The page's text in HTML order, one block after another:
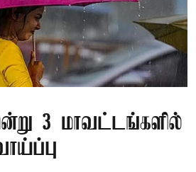
3 மாவட்டங்களில்